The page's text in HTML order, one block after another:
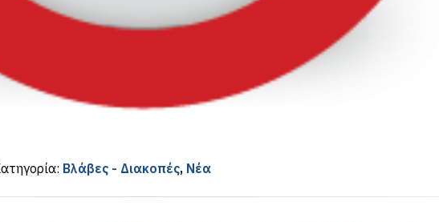
Βλάβες - Διακοπές, Νέα